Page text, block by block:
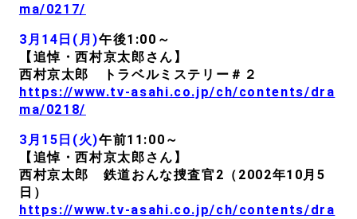
ma/0217/
3月14日(月)午後1:00～
【追悼・西村京太郎さん】
西村京太郎 トラベルミステリー＃２
https://www.tv-asahi.co.jp/ch/contents/dra
ma/0218/
3月15日(火)午前11:00～
【追悼・西村京太郎さん】
西村京太郎 鉄道おんな捜査官2（2002年10月5
日）
https://www.tv-asahi.co.jp/ch/contents/dra